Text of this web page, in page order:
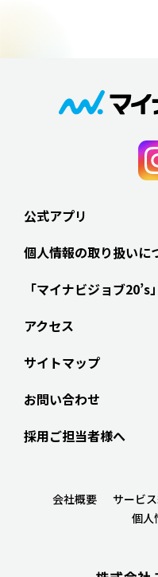
公式アプリ
個人情報の取り扱いに
「マイナビジョブ20’s
アクセス
サイトマップ
お問い合わせ
採用ご担当者様へ
会社概要 サービ
個人